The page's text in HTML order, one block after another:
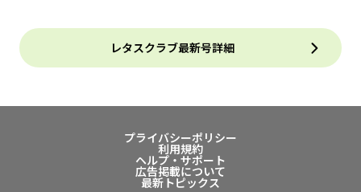
レタスクラブ最新号詳細
プライバシーポリシー
利用規約
ヘルプ・サポート
広告掲載について
最新トピックス